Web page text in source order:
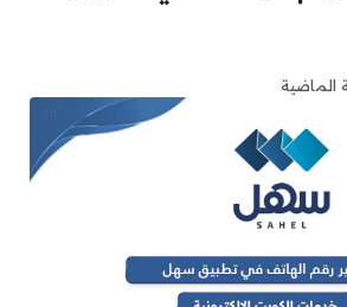
الماضية